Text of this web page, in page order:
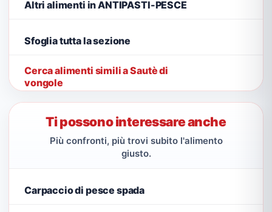
Altri alimenti in ANTIPASTI-PESCE
Sfoglia tutta la sezione
Cerca alimenti simili a Sautè di
vongole
Ti possono interessare anche
Più confronti, più trovi subito l'alimento
giusto.
Carpaccio di pesce spada